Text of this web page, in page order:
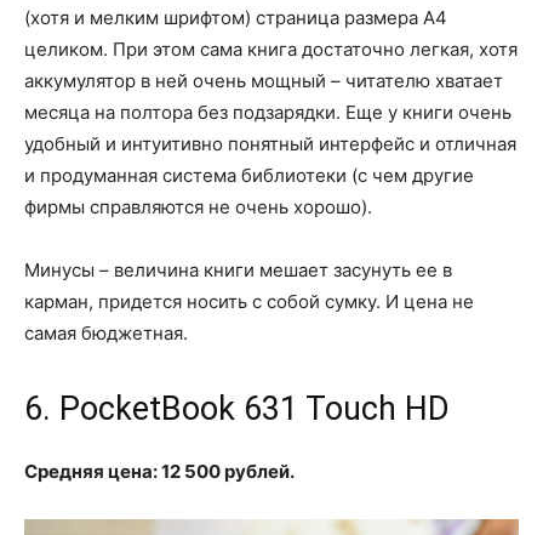
(хотя и мелким шрифтом) страница размера А4
целиком. При этом сама книга достаточно легкая, хотя
аккумулятор в ней очень мощный – читателю хватает
месяца на полтора без подзарядки. Еще у книги очень
удобный и интуитивно понятный интерфейс и отличная
и продуманная система библиотеки (с чем другие
фирмы справляются не очень хорошо).
Минусы – величина книги мешает засунуть ее в
карман, придется носить с собой сумку. И цена не
самая бюджетная.
6. PocketBook 631 Touch HD
Средняя цена: 12 500 рублей.